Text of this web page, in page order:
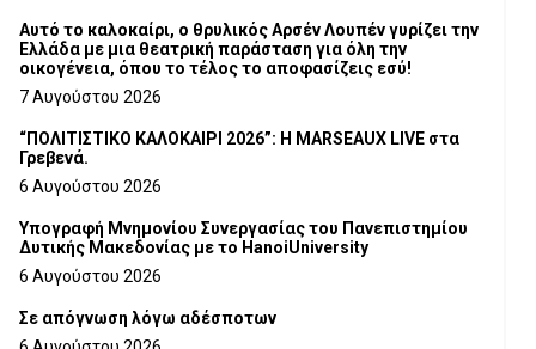
Αυτό το καλοκαίρι, ο θρυλικός Αρσέν Λουπέν γυρίζει την
Ελλάδα με μια θεατρική παράσταση για όλη την
οικογένεια, όπου το τέλος το αποφασίζεις εσύ!
7 Αυγούστου 2026
“ΠΟΛΙΤΙΣΤΙΚΟ ΚΑΛΟΚΑΙΡΙ 2026”: Η MARSEAUX LIVE στα
Γρεβενά.
6 Αυγούστου 2026
Υπογραφή Μνημονίου Συνεργασίας του Πανεπιστημίου
Δυτικής Μακεδονίας με το HanoiUniversity
6 Αυγούστου 2026
Σε απόγνωση λόγω αδέσποτων